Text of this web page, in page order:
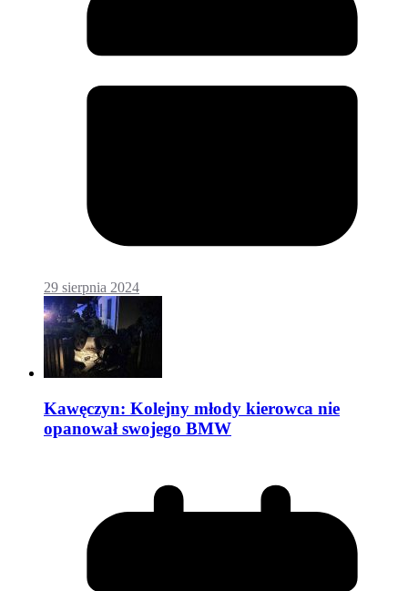
29 sierpnia 2024
Kawęczyn: Kolejny młody kierowca nie
opanował swojego BMW